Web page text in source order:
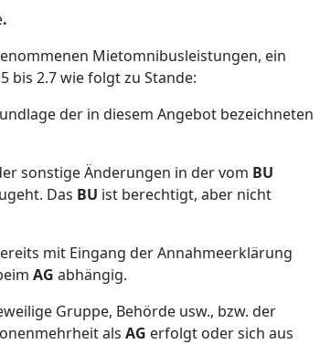
.
Mietomnibusleistungen, ein
bis 2.7 wie folgt zu Stande:
der in diesem Angebot bezeichneten
sonstige Änderungen in der vom BU
Das BU ist berechtigt, aber nicht
mit Eingang der Annahmeerklärung
AG abhängig.
Gruppe, Behörde usw., bzw. der
als AG erfolgt oder sich aus